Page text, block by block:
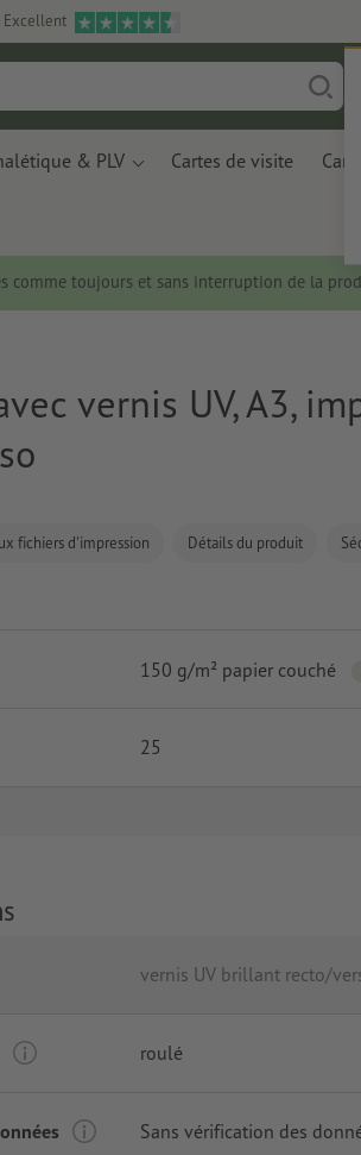
Excellent
& PLV Cartes de visite
comme toujours et sans interruption de la
vernis UV, A3,
fichiers d'impression Détails du produit
150 g/m² papier couché
25
vernis UV brillant recto/
roulé
Sans vérification des